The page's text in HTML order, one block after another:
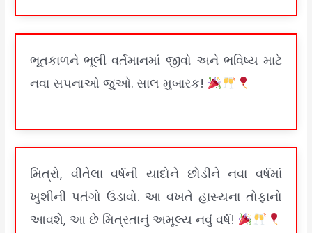
ભૂતકાળને ભૂલી વર્તમાનમાં જીવો અને ભવિષ્ય માટે
નવા સપનાઓ જુઓ. સાલ મુબારક!
મિત્રો, વીતેલા વર્ષની યાદોને છોડીને નવા વર્ષમાં
ખુશીની પતંગો ઉડાવો. આ વખતે હાસ્યના તોફાનો
આવશે, આ છે મિત્રતાનું અમૂલ્ય નવું વર્ષ!